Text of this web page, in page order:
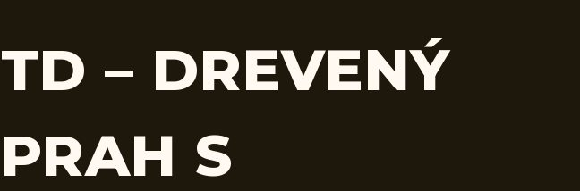
TD – DREVENÝ
PRAH S